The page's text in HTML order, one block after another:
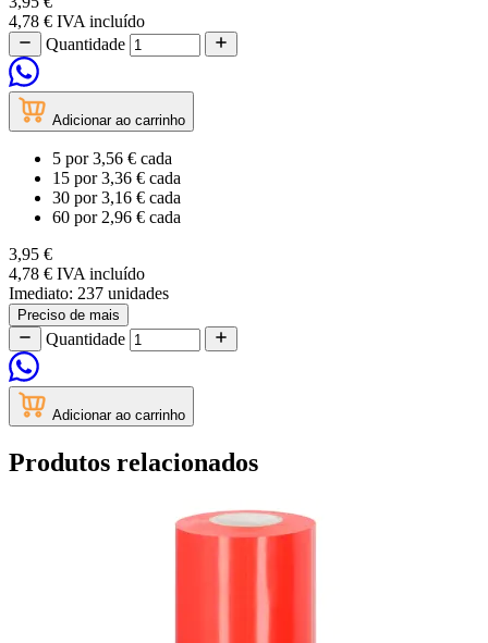
4,78 € IVA incluído
Quantidade
Adicionar ao carrinho
5 por3,56 € cada
15 por3,36 € cada
30 por3,16 € cada
60 por 2,96 € cada
3,95 €
4,78 € IVA incluído
Imediato: 237 unidades
Preciso de mais
Quantidade
Adicionar ao carrinho
Produtos relacionados